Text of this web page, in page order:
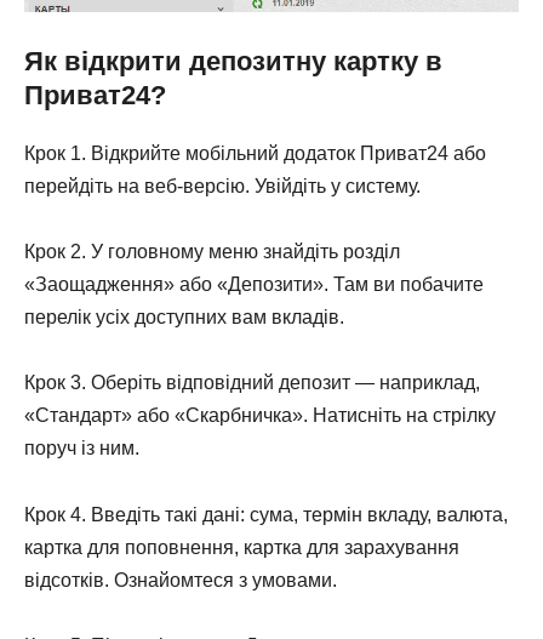
Як відкрити депозитну картку в
Приват24?
Крок 1. Відкрийте мобільний додаток Приват24 або
перейдіть на веб-версію. Увійдіть у систему.
Крок 2. У головному меню знайдіть розділ
«Заощадження» або «Депозити». Там ви побачите
перелік усіх доступних вам вкладів.
Крок 3. Оберіть відповідний депозит — наприклад,
«Стандарт» або «Скарбничка». Натисніть на стрілку
поруч із ним.
Крок 4. Введіть такі дані: сума, термін вкладу, валюта,
картка для поповнення, картка для зарахування
відсотків. Ознайомтеся з умовами.